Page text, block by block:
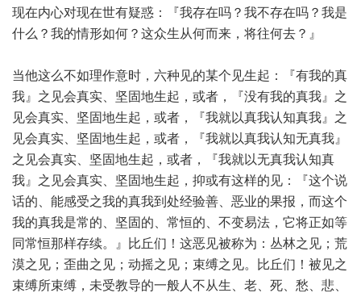
现在内心对现在世有疑惑：『我存在吗？我不存在吗？我是
什么？我的情形如何？这众生从何而来，将往何去？』
当他这么不如理作意时，六种见的某个见生起：『有我的真
我』之见会真实、坚固地生起，或者，『没有我的真我』之
见会真实、坚固地生起，或者，『我就以真我认知真我』之
见会真实、坚固地生起，或者，『我就以真我认知无真我』
之见会真实、坚固地生起，或者，『我就以无真我认知真
我』之见会真实、坚固地生起，抑或有这样的见：『这个说
话的、能感受之我的真我到处经验善、恶业的果报，而这个
我的真我是常的、坚固的、常恒的、不变易法，它将正如等
同常恒那样存续。』比丘们！这恶见被称为：丛林之见；荒
漠之见；歪曲之见；动摇之见；束缚之见。比丘们！被见之
束缚所束缚，未受教导的一般人不从生、老、死、愁、悲、